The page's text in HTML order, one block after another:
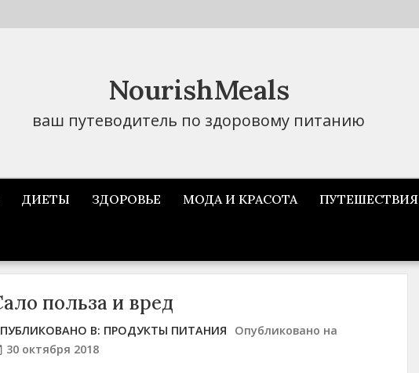
NourishMeals
ваш путеводитель по здоровому питанию
ДИЕТЫ ЗДОРОВЬЕ МОДА И КРАСОТА ПУТЕШЕСТВИЯ
польза и вред
В: ПРОДУКТЫ ПИТАНИЯ
Опубликовано на
30 октября 2018